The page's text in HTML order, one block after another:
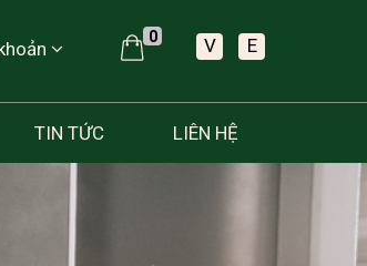
0 V E
TIN TỨC LIÊN HỆ